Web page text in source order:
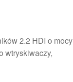
2.2 HDI o mocy
wtryskiwaczy,